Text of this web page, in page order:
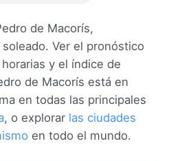
de Macorís,
Ver el pronóstico
y el índice de
de Macorís está en
en todas las principales
, o explorar las ciudades
en todo el mundo.